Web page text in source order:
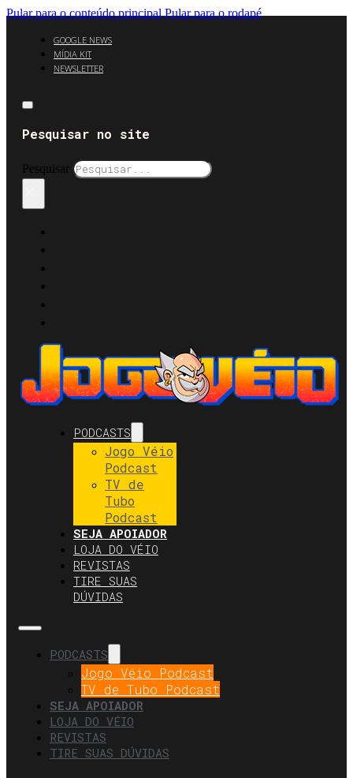
Pular para o conteúdo principal Pular para o rodapé
GOOGLE NEWS
MÍDIA KIT
NEWSLETTER
Pesquisar no site
Pesquisar
PODCASTS
Jogo Véio
Podcast
TV de
Tubo
Podcast
SEJA APOIADOR
LOJA DO VÉIO
REVISTAS
TIRE SUAS
DÚVIDAS
PODCASTS
Jogo Véio Podcast
TV de Tubo Podcast
SEJA APOIADOR
LOJA DO VÉIO
REVISTAS
TIRE SUAS DÚVIDAS